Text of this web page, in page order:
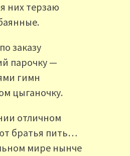
них терзаю
заказу
парочку —
гимн
цыганочку.
отличном
братья пить…
мире нынче